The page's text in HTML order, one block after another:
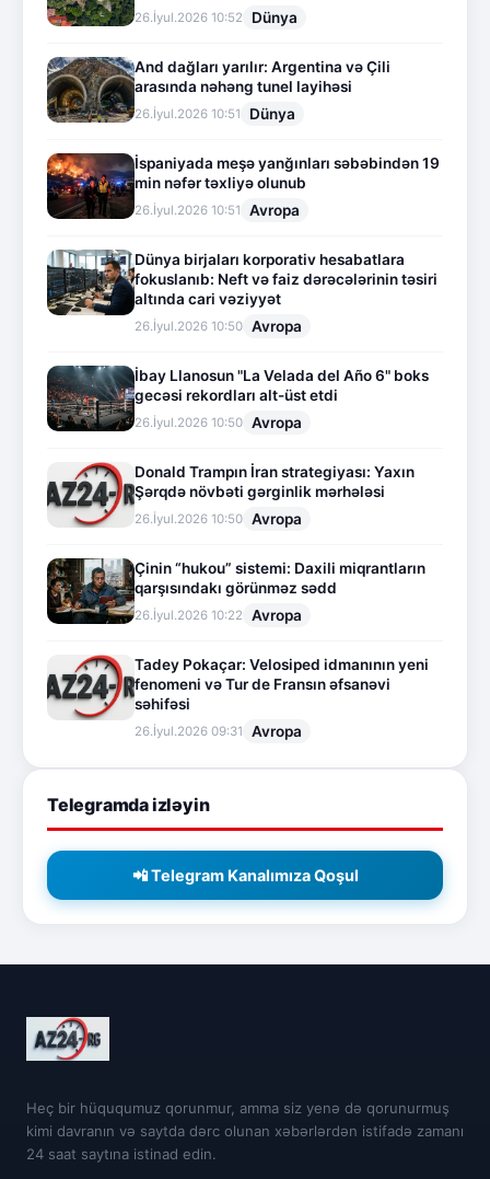
26.İyul.2026 10:52 Dünya
And dağları yarılır: Argentina və Çili
arasında nəhəng tunel layihəsi
26.İyul.2026 10:51 Dünya
İspaniyada meşə yanğınları səbəbindən 19
min nəfər təxliyə olunub
26.İyul.2026 10:51 Avropa
Dünya birjaları korporativ hesabatlara
fokuslanıb: Neft və faiz dərəcələrinin təsiri
altında cari vəziyyət
26.İyul.2026 10:50 Avropa
İbay Llanosun "La Velada del Año 6" boks
gecəsi rekordları alt-üst etdi
26.İyul.2026 10:50 Avropa
Donald Trampın İran strategiyası: Yaxın
Şərqdə növbəti gərginlik mərhələsi
26.İyul.2026 10:50 Avropa
Çinin “hukou” sistemi: Daxili miqrantların
qarşısındakı görünməz sədd
26.İyul.2026 10:22 Avropa
Tadey Pokaçar: Velosiped idmanının yeni
fenomeni və Tur de Fransın əfsanəvi
səhifəsi
26.İyul.2026 09:31 Avropa
Telegramda izləyin
📲 Telegram Kanalımıza Qoşul
Heç bir hüququmuz qorunmur, amma siz yenə də qorunurmuş
kimi davranın və saytda dərc olunan xəbərlərdən istifadə zamanı
24 saat saytına istinad edin.